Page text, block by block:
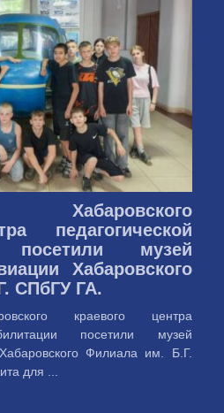
Хабаровского
педагогической
посетили музей
Хабаровского
СПбГУ ГА.
краевого центра
посетили музей
Филиала им. Б.Г.
для ...